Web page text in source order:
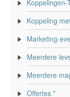
Koppelingen-
Koppeling
Marketing-
Meerdere
Meerdere
Offertes *